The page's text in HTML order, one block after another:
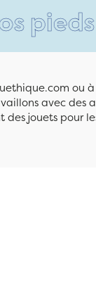
•Si
ou
avec des
jouets pour